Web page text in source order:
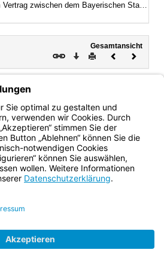
Evangelisch-Lutherischen Kirche in Bayern vom 15. November 1924, zuletzt geändert durch Vertrag vom 20. November 1984
Gesamtansicht
Download
DruckenVorheriges
Leiter und Geistlichen der Diakonen-
müssen die bayerische oder eine
besitzen.